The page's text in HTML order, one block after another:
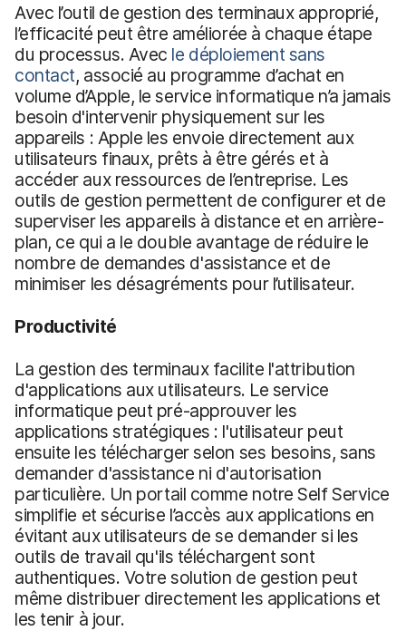
Avec l’outil de gestion des terminaux approprié,
l’efficacité peut être améliorée à chaque étape
du processus. Avec le déploiement sans
contact, associé au programme d’achat en
volume d’Apple, le service informatique n’a jamais
besoin d'intervenir physiquement sur les
appareils : Apple les envoie directement aux
utilisateurs finaux, prêts à être gérés et à
accéder aux ressources de l’entreprise. Les
outils de gestion permettent de configurer et de
superviser les appareils à distance et en arrière-
plan, ce qui a le double avantage de réduire le
nombre de demandes d'assistance et de
minimiser les désagréments pour l’utilisateur.
Productivité
La gestion des terminaux facilite l'attribution
d'applications aux utilisateurs. Le service
informatique peut pré-approuver les
applications stratégiques : l'utilisateur peut
ensuite les télécharger selon ses besoins, sans
demander d'assistance ni d'autorisation
particulière. Un portail comme notre Self Service
simplifie et sécurise l’accès aux applications en
évitant aux utilisateurs de se demander si les
outils de travail qu'ils téléchargent sont
authentiques. Votre solution de gestion peut
même distribuer directement les applications et
les tenir à jour.